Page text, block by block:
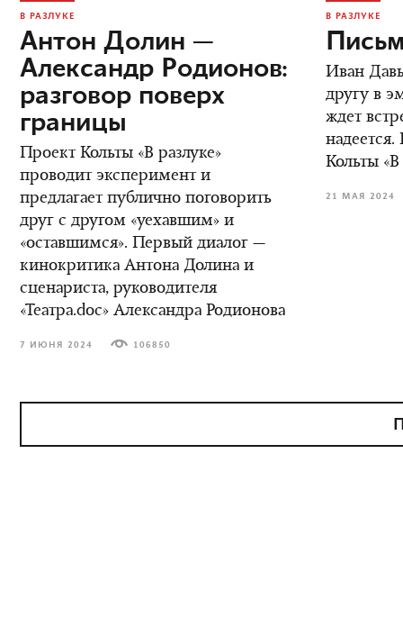
В РАЗЛУКЕ
Антон Долин —
Александр Родионов:
разговор поверх
границы
Проект Кольты «В разлуке»
проводит эксперимент и
предлагает публично поговорить
друг с другом «уехавшим» и
«оставшимся». Первый диалог —
кинокритика Антона Долина и
сценариста, руководителя
«Театра.doc» Александра Родионова
7 ИЮНЯ 2024 106850
В РАЗЛУКЕ
Иван
другу в
ждет
надеется.
Кольты «В
21 МАЯ 2024